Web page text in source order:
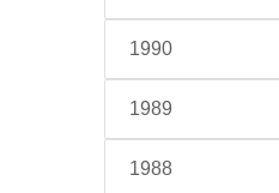
1990
1989
1988